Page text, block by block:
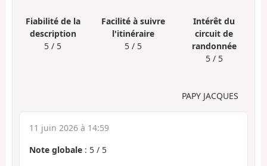
Fiabilité de la
description
5 / 5
Facilité à suivre
l'itinéraire
5 / 5
Intérêt du
circuit de
randonnée
5 / 5
PAPY JACQUES
11 juin 2026 à 14:59
Note globale : 5 / 5